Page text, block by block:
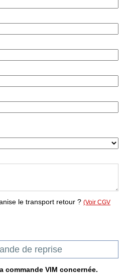
le transport retour ? (Voir CGV
de reprise
commande VIM concernée.